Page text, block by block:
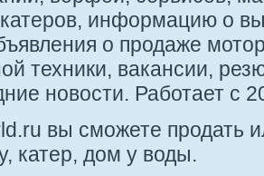
катеров, информацию о
о продаже
техники, вакансии,
новости. Работает с
вы сможете продать
катер, дом у воды.